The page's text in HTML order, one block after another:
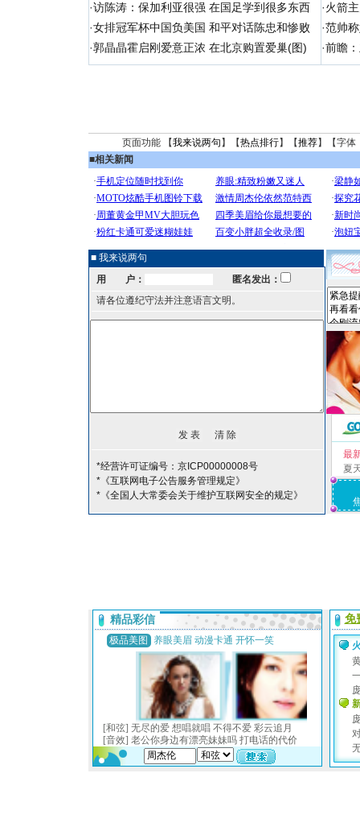
·访陈涛：保加利亚很强 在国足学到很多东西
·女排冠军杯中国负美国 和平对话陈忠和惨败
·郭晶晶霍启刚爱意正浓 在北京购置爱巢(图)
·火箭
·范帅
·前瞻
页面功能 【我来说两句 】【热点排行】【推荐】【字体
■相关新闻
■ 我来说两句
用 户：
匿名发出：
请各位遵纪守法并注意语言文明。
*经营许可证编号：京ICP00000008号
*《互联网电子公告服务管理规定》
*《全国人大常委会关于维护互联网安全的规定》
最
夏